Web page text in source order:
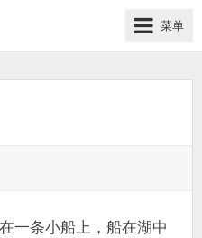
菜单
一条小船上，船在湖中